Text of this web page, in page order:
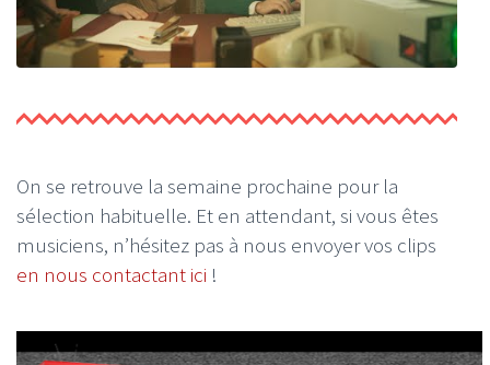
On se retrouve la semaine prochaine pour la
sélection habituelle. Et en attendant, si vous êtes
musiciens, n’hésitez pas à nous envoyer vos clips
en nous contactant ici !